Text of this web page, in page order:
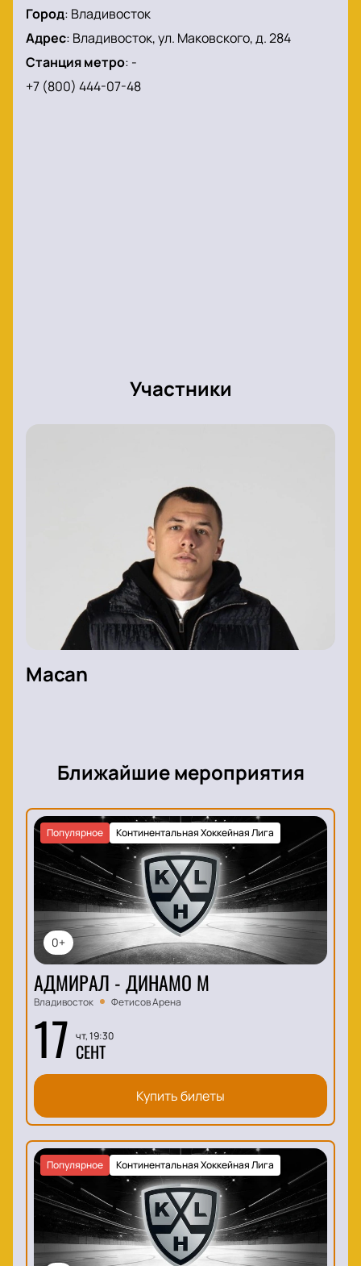
Город: Владивосток
Адрес: Владивосток, ул. Маковского, д. 284
Станция метро: -
+7 (800) 444-07-48
Участники
Macan
Ближайшие мероприятия
0+
Континентальная Хоккейная Лига
Популярное
АДМИРАЛ - ДИНАМО М
Владивосток Фетисов Арена
17 чт, 19:30
СЕНТ
Купить билеты
Континентальная Хоккейная Лига
Популярное